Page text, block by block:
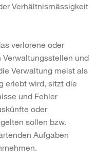
Verhältnismässigkeit
verlorene oder
und
Verwaltung meist als
erlebt wird, sitzt die
und Fehler
oder
sollen bzw.
Aufgaben